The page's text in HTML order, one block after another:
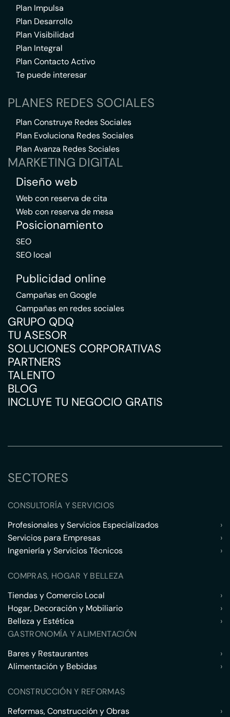
Plan Impulsa
Plan Desarrollo
Plan Visibilidad
Plan Integral
Plan Contacto Activo
Te puede interesar
PLANES REDES SOCIALES
Plan Construye Redes Sociales
Plan Evoluciona Redes Sociales
Plan Avanza Redes Sociales
MARKETING DIGITAL
Diseño web
Web con reserva de cita
Web con reserva de mesa
Posicionamiento
SEO
SEO local
Publicidad online
Campañas en Google
Campañas en redes sociales
GRUPO QDQ
TU ASESOR
SOLUCIONES CORPORATIVAS
PARTNERS
TALENTO
BLOG
INCLUYE TU NEGOCIO GRATIS
SECTORES
CONSULTORÍA Y SERVICIOS
Profesionales y Servicios Especializados
›
Servicios para Empresas
›
Ingeniería y Servicios Técnicos
›
COMPRAS, HOGAR Y BELLEZA
Tiendas y Comercio Local
›
Hogar, Decoración y Mobiliario
›
Belleza y Estética
›
GASTRONOMÍA Y ALIMENTACIÓN
Bares y Restaurantes
›
Alimentación y Bebidas
›
CONSTRUCCIÓN Y REFORMAS
Reformas, Construcción y Obras
›